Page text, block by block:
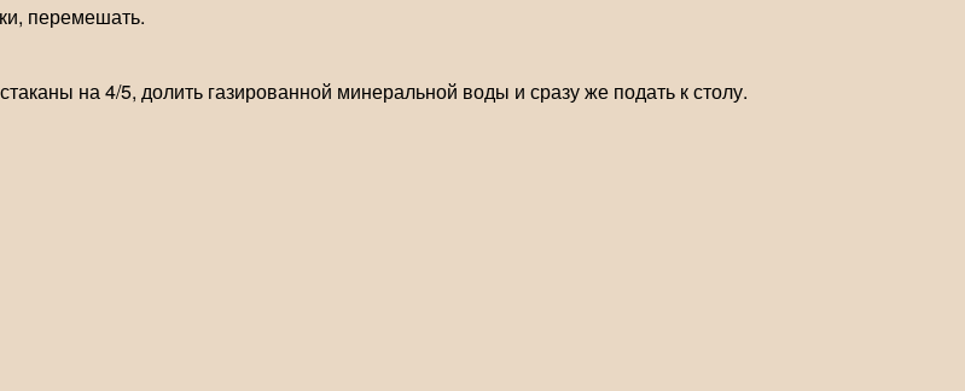
перемешать.
на 4/5, долить газированной минеральной воды и сразу же подать к столу.